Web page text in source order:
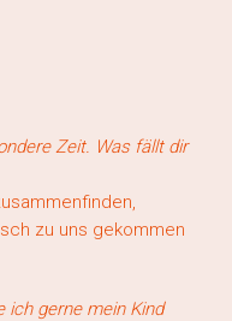
Zeit. Was fällt dir
zu uns gekommen
ich gerne mein Kind